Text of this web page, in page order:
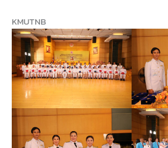
KMUTNB